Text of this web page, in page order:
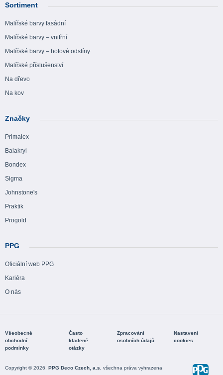
Sortiment
Malířské barvy fasádní
Malířské barvy – vnitřní
Malířské barvy – hotové odstíny
Malířské příslušenství
Na dřevo
Na kov
Značky
Primalex
Balakryl
Bondex
Sigma
Johnstone's
Praktik
Progold
PPG
Oficiální web PPG
Kariéra
O nás
Všeobecné
obchodní
podmínky
Často
kladené
otázky
Zpracování
osobních údajů
Nastavení
cookies
Copyright © 2026, PPG Deco Czech, a.s. všechna práva vyhrazena